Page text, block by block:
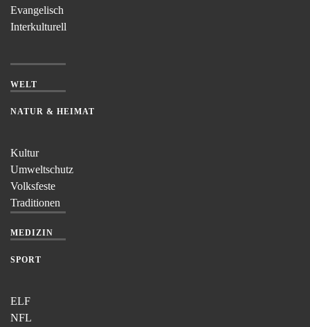
Evangelisch
Interkulturell
WELT
NATUR & HEIMAT
Kultur
Umweltschutz
Volksfeste
Traditionen
MEDIZIN
SPORT
ELF
NFL